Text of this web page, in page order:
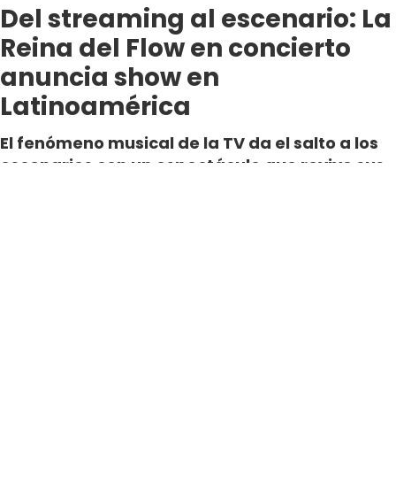
Del streaming al escenario: La
Reina del Flow en concierto
anuncia show en
Latinoamérica
El fenómeno musical de la TV da el salto a los
escenarios con un espectáculo que revive sus